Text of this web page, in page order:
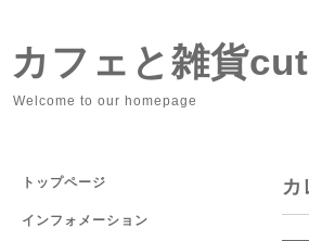
カフェと雑貨
Welcome to our homepage
カ
トップページ
インフォメーション